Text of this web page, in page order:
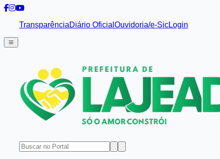
TransparênciaDiário Oficial Ouvidoria/e-SicLogin